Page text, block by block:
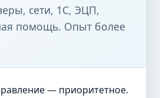
сети, 1С, ЭЦП,
помощь. Опыт более
— приоритетное.